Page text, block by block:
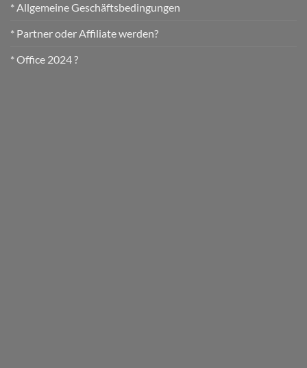
* Allgemeine Geschäftsbedingungen
* Partner oder Affiliate werden?
* Office 2024 ?